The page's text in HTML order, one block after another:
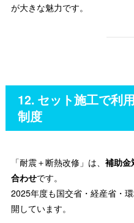
が大きな魅力です。
12. セット施工で利
制度
「耐震＋断熱改修」は、 補助金
合わせです。
2025年度も国交省・経産省・
開しています。